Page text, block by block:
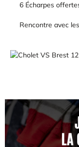
6 Écharpes
Rencontre avec